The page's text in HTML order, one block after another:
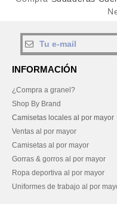
INFORMACIÓN
¿Compra a granel?
Shop By Brand
Camisetas locales al por mayor
Ventas al por mayor
Camisetas al por mayor
Gorras & gorros al por mayor
Ropa deportiva al por mayor
Uniformes de trabajo al por